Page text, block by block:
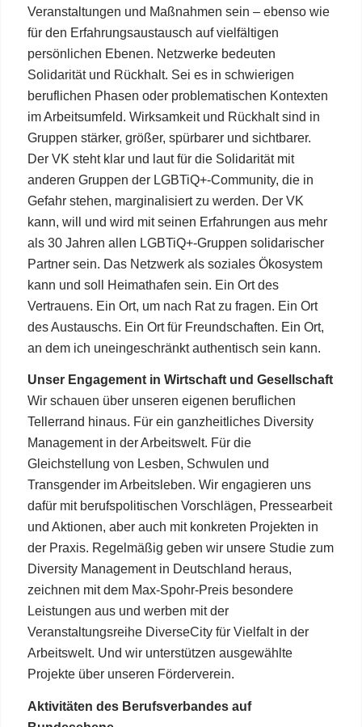
Veranstaltungen und Maßnahmen sein – ebenso wie
für den Erfahrungsaustausch auf vielfältigen
persönlichen Ebenen. Netzwerke bedeuten
Solidarität und Rückhalt. Sei es in schwierigen
beruflichen Phasen oder problematischen Kontexten
im Arbeitsumfeld. Wirksamkeit und Rückhalt sind in
Gruppen stärker, größer, spürbarer und sichtbarer.
Der VK steht klar und laut für die Solidarität mit
anderen Gruppen der LGBTiQ+-Community, die in
Gefahr stehen, marginalisiert zu werden. Der VK
kann, will und wird mit seinen Erfahrungen aus mehr
als 30 Jahren allen LGBTiQ+-Gruppen solidarischer
Partner sein. Das Netzwerk als soziales Ökosystem
kann und soll Heimathafen sein. Ein Ort des
Vertrauens. Ein Ort, um nach Rat zu fragen. Ein Ort
des Austauschs. Ein Ort für Freundschaften. Ein Ort,
an dem ich uneingeschränkt authentisch sein kann.
Unser Engagement in Wirtschaft und Gesellschaft
Wir schauen über unseren eigenen beruflichen
Tellerrand hinaus. Für ein ganzheitliches Diversity
Management in der Arbeitswelt. Für die
Gleichstellung von Lesben, Schwulen und
Transgender im Arbeitsleben. Wir engagieren uns
dafür mit berufspolitischen Vorschlägen, Pressearbeit
und Aktionen, aber auch mit konkreten Projekten in
der Praxis. Regelmäßig geben wir unsere Studie zum
Diversity Management in Deutschland heraus,
zeichnen mit dem Max-Spohr-Preis besondere
Leistungen aus und werben mit der
Veranstaltungsreihe DiverseCity für Vielfalt in der
Arbeitswelt. Und wir unterstützen ausgewählte
Projekte über unseren Förderverein.
Aktivitäten des Berufsverbandes auf